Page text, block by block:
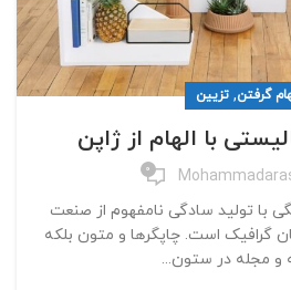
گرفتن,تزیین
با الهام از ژاپن
0
با تولید سادگی نامفهوم از صنعت
گرافیک است. چاپگرها و متون بلکه
و مجله در ستون...